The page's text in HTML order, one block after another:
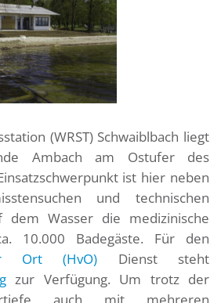
(WRST) Schwaiblbach liegt
Ambach am Ostufer des
ist hier neben
und technischen
dem Wasser die medizinische
10.000 Badegäste. Für den
Ort (HvO) Dienst steht
zur Verfügung. Um trotz der